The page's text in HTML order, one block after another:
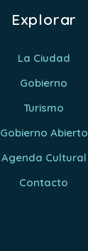
Explorar
La Ciudad
Gobierno
Turismo
Gobierno Abierto
Agenda Cultural
Contacto